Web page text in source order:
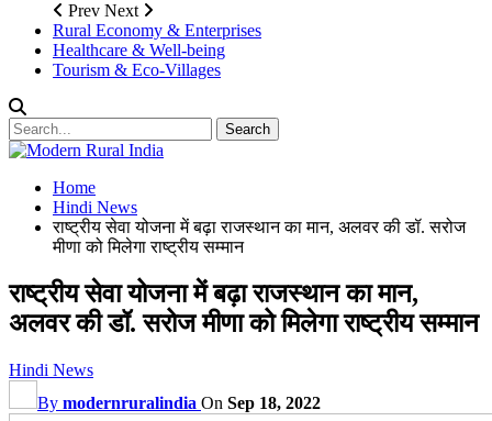
Prev Next
Rural Economy & Enterprises
Healthcare & Well-being
Tourism & Eco-Villages
Home
Hindi News
राष्ट्रीय सेवा योजना में बढ़ा राजस्थान का मान, अलवर की डॉ. सरोज
मीणा को मिलेगा राष्ट्रीय सम्मान
राष्ट्रीय सेवा योजना में बढ़ा राजस्थान का मान,
अलवर की डॉ. सरोज मीणा को मिलेगा राष्ट्रीय सम्मान
Hindi News
By modernruralindia On Sep 18, 2022